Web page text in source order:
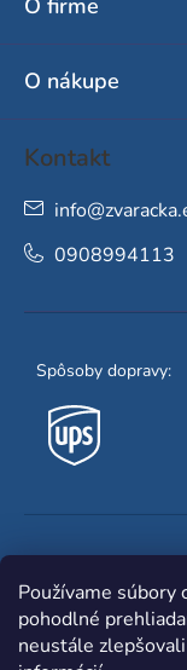
Používame súbory
pohodlné
neustále
O nákupe
Kontakt
info@
0908994113
Spôsoby dopravy: